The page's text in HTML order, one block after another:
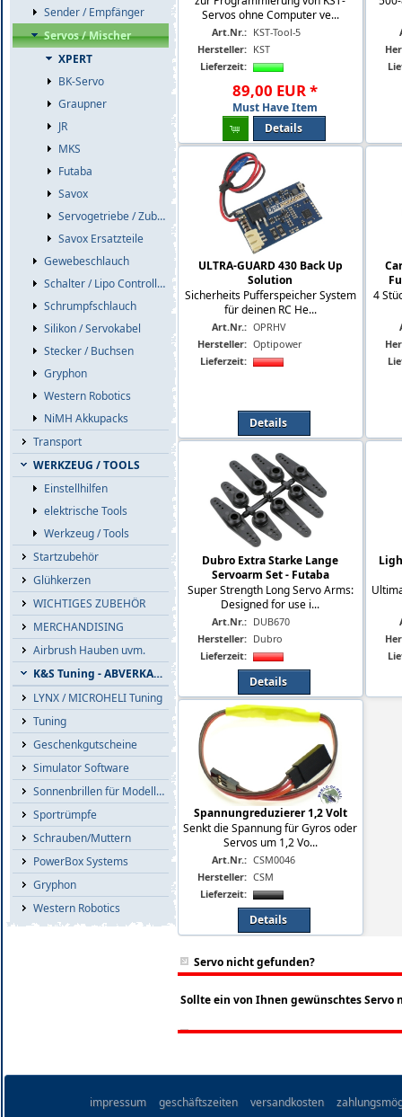
Sender / Empfänger
Servos / Mischer
XPERT
BK-Servo
Graupner
JR
MKS
Futaba
Savox
Servogetriebe / Zubehör
Savox Ersatzteile
Gewebeschlauch
Schalter / Lipo Controller / Akkuweichen
Schrumpfschlauch
Silikon / Servokabel
Stecker / Buchsen
Gryphon
Western Robotics
NiMH Akkupacks
Transport
WERKZEUG / TOOLS
Einstellhilfen
elektrische Tools
Werkzeug / Tools
Startzubehör
Glühkerzen
WICHTIGES ZUBEHÖR
MERCHANDISING
Airbrush Hauben uvm.
K&S Tuning - ABVERKAUF
LYNX / MICROHELI Tuning
Tuning
Geschenkgutscheine
Simulator Software
Sonnenbrillen für Modellflieger
Sportrümpfe
Schrauben/Muttern
PowerBox Systems
Gryphon
Western Robotics
Servos ohne Computer ve...
Art.Nr.: KST-Tool-5
Hersteller: KST
Lieferzeit:
89,00 EUR*
Must Have Item
Details
ULTRA-GUARD 430 Back Up
Solution
Sicherheits Pufferspeicher System
für deinen RC He...
Art.Nr.: OPRHV
Hersteller: Optipower
Lieferzeit:
Details
4
Dubro Extra Starke Lange
Servoarm Set - Futaba
Super Strength Long Servo Arms:
Designed for use i...
Art.Nr.: DUB670
Hersteller: Dubro
Lieferzeit:
Details
Spannungreduzierer 1,2 Volt
Senkt die Spannung für Gyros oder
Servos um 1,2 Vo...
Art.Nr.: CSM0046
Hersteller: CSM
Lieferzeit:
Details
Servo nicht gefunden?
Sollte ein von Ihnen gewünschtes
impressum geschäftszeiten versandkosten